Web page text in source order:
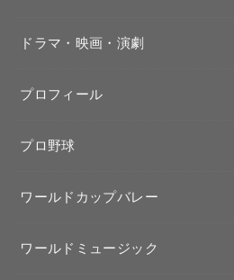
ドラマ・映画・演劇
プロフィール
プロ野球
ワールドカップバレー
ワールドミュージック